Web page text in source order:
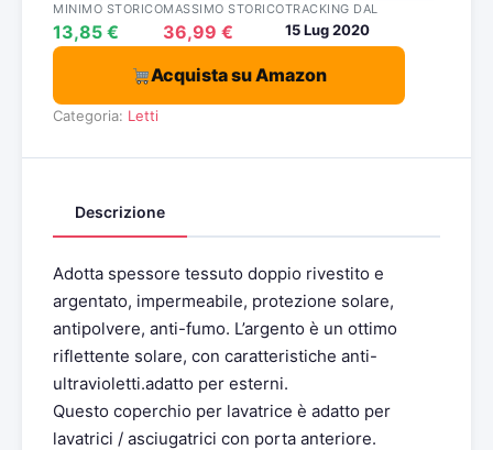
MINIMO STORICO
13,85 €
MASSIMO STORICO
36,99 €
TRACKING DAL
15 Lug 2020
Acquista su Amazon
Categoria: Letti
Descrizione
Adotta spessore tessuto doppio rivestito e
argentato, impermeabile, protezione solare,
antipolvere, anti-fumo. L’argento è un ottimo
riflettente solare, con caratteristiche anti-
ultravioletti.adatto per esterni.
Questo coperchio per lavatrice è adatto per
lavatrici / asciugatrici con porta anteriore.